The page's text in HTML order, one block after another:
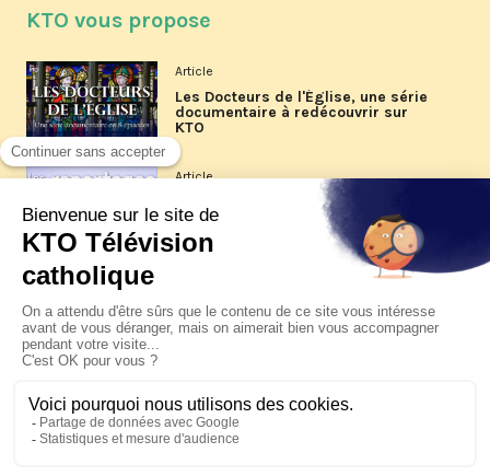
KTO vous propose
Article
Les Docteurs de l'Église, une série
documentaire à redécouvrir sur
KTO
Article
Les reportages d'été 2026 de KTO
La visite pastorale du pape Léon
XIV à Assise à suivre sur KTO le
jeudi 6 août
Le pape en Uruguay, Argentine et
Pérou du 6 au 17 novembre 2026